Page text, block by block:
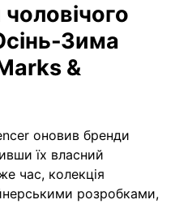
Зима
&
оновив бренди
їх власний
час, колекція
розробками,